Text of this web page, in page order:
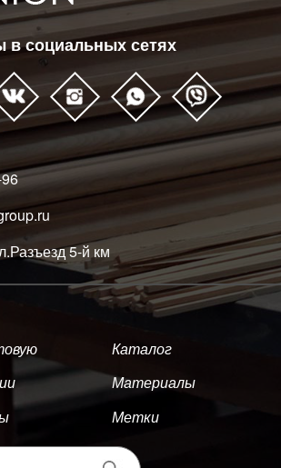
социальных сетях
5-й км
Каталог
Материалы
Метки